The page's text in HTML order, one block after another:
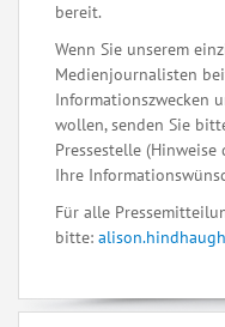
bereit.
Wenn Sie unserem
Medienjournalisten
Informationszwecken
wollen, senden Sie
Pressestelle
Ihre
Für alle
bitte: